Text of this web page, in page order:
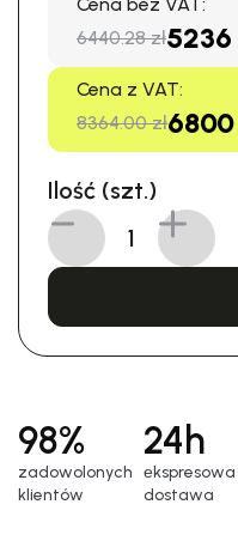
6440.28 zł5236
Cena z VAT:
8364.00 zł6800
Ilość (szt.)
98%
zadowolonych
klientów
24h
еkspresowa
dostawa